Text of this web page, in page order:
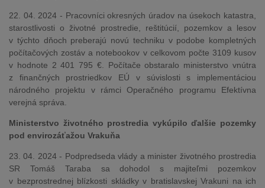
22. 04. 2024 - Pracovníci okresných úradov na úsekoch katastra,
starostlivosti o životné prostredie, reštitúcií, pozemkov a lesov
v týchto dňoch preberajú novú techniku v podobe kompletných
počítačových zostáv a notebookov v celkovom počte 3109 kusov
v hodnote 2 401 795 €. Počítače obstaralo ministerstvo vnútra
z finančných prostriedkov EÚ v súvislosti s implementáciou
národného projektu v rámci Operačného programu Efektívna
verejná správa.
Ministerstvo životného prostredia vykúpilo ďalšie pozemky
pod envirozáťažou Vrakuňa
23. 04. 2024 - Podpredseda vlády a minister životného prostredia
SR Tomáš Taraba sa dohodol s majiteľmi pozemkov
v bezprostrednej blízkosti skládky v bratislavskej Vrakuni na ich